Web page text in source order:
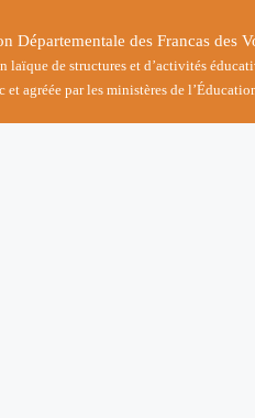
Départementale des Francas des
laïque de structures et d’activités
agréée par les ministères de